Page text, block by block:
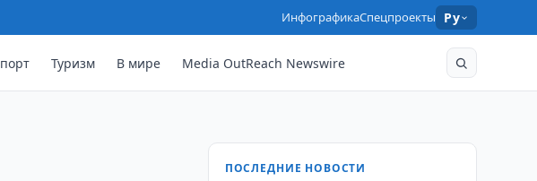
ИнфографикаСпецпроекты Ру
Туризм В мире Media OutReach Newswire
ПОСЛЕДНИЕ НОВОСТИ